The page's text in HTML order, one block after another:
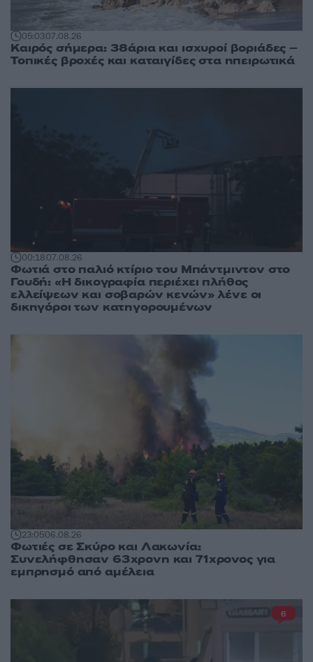
05:0307.08.26
Καιρός σήμερα: 38άρια και ισχυροί βοριάδες –
Τοπικές βροχές και καταιγίδες στα ηπειρωτικά
00:1807.08.26
Φωτιά στο παλιό κτίριο του Μπάντμιντον στο
Γουδή: «Η δικογραφία περιέχει πλήθος
ελλείψεων και σοβαρών κενών» λένε οι
δικηγόροι των κατηγορουμένων
23:0506.08.26
Φωτιές σε Σκύρο και Λακωνία:
Συνελήφθησαν 63χρονη και 71χρονος για
εμπρησμό από αμέλεια
6